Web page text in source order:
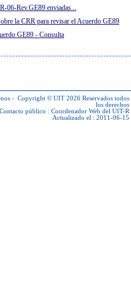
06-Rev.GE89 enviadas...
la CRR para revisar el Acuerdo GE89
GE89 - Consulta
- Copyright © UIT 2026 Reservados todos
los derechos
Contacto público : Coordenador Web del UIT-R
Actualizado el : 2011-06-15